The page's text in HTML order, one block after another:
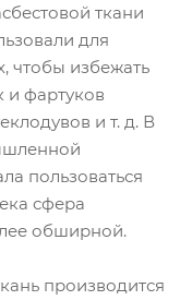
ткани
для
чтобы избежать
и фартуков
и т. д. В
пользоваться
сфера
обширной.
производится